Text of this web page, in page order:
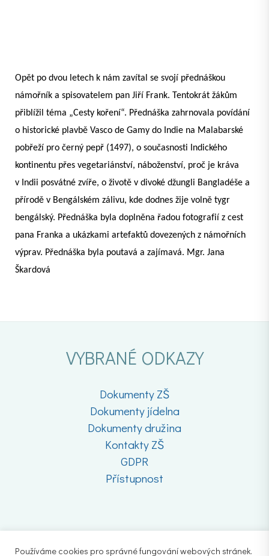
Opět po dvou letech k nám zavítal se svojí přednáškou
námořník a spisovatelem pan Jiří Frank. Tentokrát žákům
přiblížil téma „Cesty koření“. Přednáška zahrnovala povídání
o historické plavbě Vasco de Gamy do Indie na Malabarské
pobřeží pro černý pepř (1497), o současnosti Indického
kontinentu přes vegetariánství, náboženství, proč je kráva
v Indii posvátné zvíře, o životě v divoké džungli Bangladéše a
přírodě v Bengálském zálivu, kde dodnes žije volně tygr
bengálský. Přednáška byla doplněna řadou fotografií z cest
pana Franka a ukázkami artefaktů dovezených z námořních
výprav. Přednáška byla poutavá a zajímavá. Mgr. Jana
Škardová
VYBRANÉ ODKAZY
Dokumenty ZŠ
Dokumenty jídelna
Dokumenty družina
Kontakty ZŠ
GDPR
Přístupnost
Používáme cookies pro správné fungování webových stránek.